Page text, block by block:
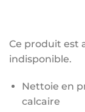
Ce produit est
indisponible.
Nettoie en
calcaire